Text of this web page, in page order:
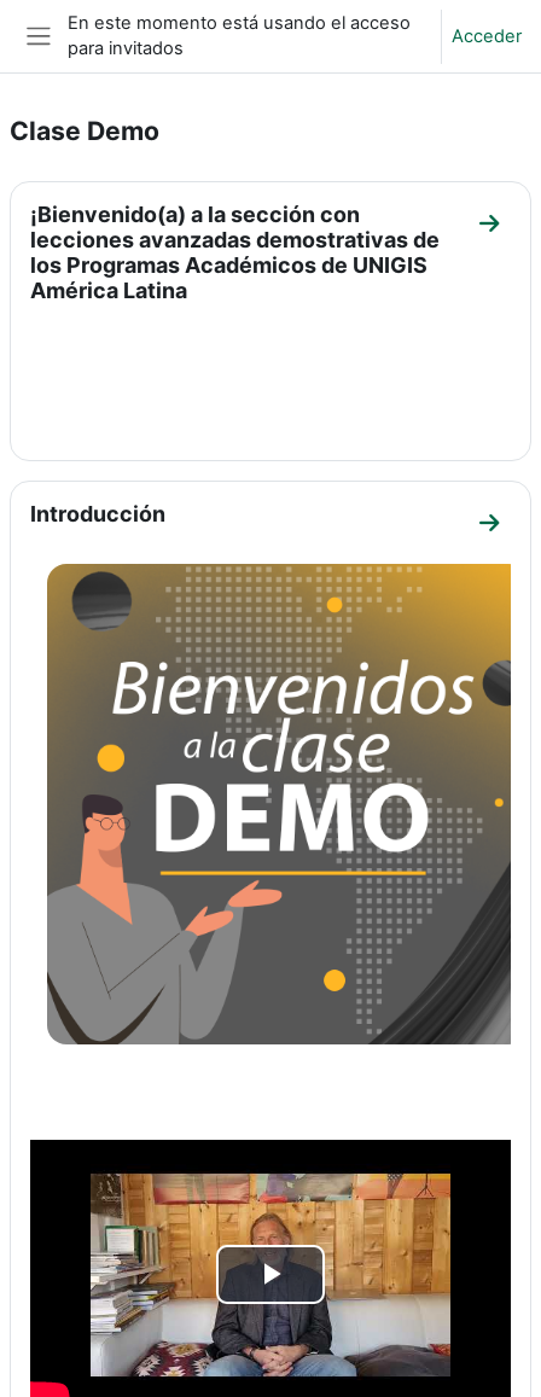
Salta al contenido principal
Panel lateral
En este momento está usando el acceso
para invitados
Acceder
Clase Demo
Perfilado de sección
¡Bienvenido(a) a la sección con
lecciones avanzadas demostrativas de
los Programas Académicos de UNIGIS
América Latina
Ir a
Introducción
Ir a
Reproducir
Vídeo